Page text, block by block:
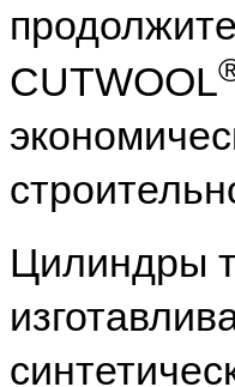
CUTWOOL
Цилиндры